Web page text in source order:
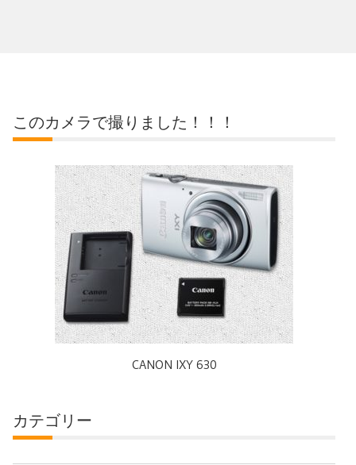
このカメラで撮りました！！！
CANON IXY 630
カテゴリー